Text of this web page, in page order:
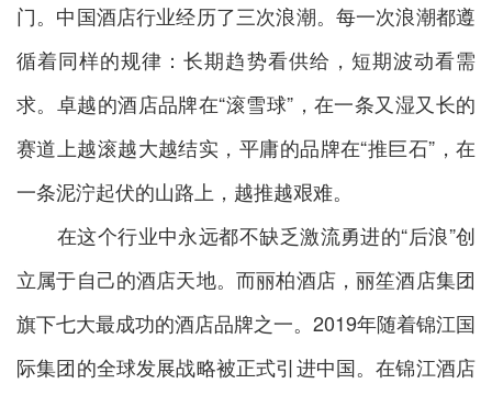
门。中国酒店行业经历了三次浪潮。每一次浪潮都遵
循着同样的规律：长期趋势看供给，短期波动看需
求。卓越的酒店品牌在“滚雪球”，在一条又湿又长的
赛道上越滚越大越结实，平庸的品牌在“推巨石”，在
一条泥泞起伏的山路上，越推越艰难。
在这个行业中永远都不缺乏激流勇进的“后浪”创
立属于自己的酒店天地。而丽柏酒店，丽笙酒店集团
旗下七大最成功的酒店品牌之一。2019年随着锦江国
际集团的全球发展战略被正式引进中国。在锦江酒店